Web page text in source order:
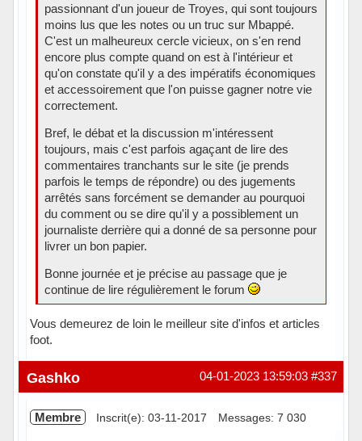
passionnant d'un joueur de Troyes, qui sont toujours
moins lus que les notes ou un truc sur Mbappé.
C'est un malheureux cercle vicieux, on s'en rend
encore plus compte quand on est à l'intérieur et
qu'on constate qu'il y a des impératifs économiques
et accessoirement que l'on puisse gagner notre vie
correctement.
Bref, le débat et la discussion m'intéressent
toujours, mais c'est parfois agaçant de lire des
commentaires tranchants sur le site (je prends
parfois le temps de répondre) ou des jugements
arrêtés sans forcément se demander au pourquoi
du comment ou se dire qu'il y a possiblement un
journaliste derrière qui a donné de sa personne pour
livrer un bon papier.
Bonne journée et je précise au passage que je
continue de lire régulièrement le forum
Vous demeurez de loin le meilleur site d'infos et articles
foot.
Hors ligne #337
04-01-2023 13:59:03
Gashko
Membre Inscrit(e): 03-11-2017 Messages: 7 030